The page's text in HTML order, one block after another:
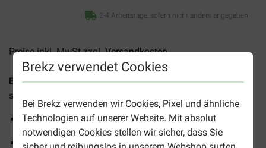
Brekz verwendet Cookies
Bei Brekz verwenden wir Cookies, Pixel und ähnliche
Technologien auf unserer Website. Mit absolut
notwendigen Cookies stellen wir sicher, dass Sie
2-4 Arbeitstage, sofern nicht anders angegeben
Preise inkl. MwSt zzgl.Versandkosten
Brekz Snacks - Lammdarm Spaghetti für den Hundsind
schmackhafte Kausnacks für alle Hunde.
Kräftigen die Kaumuskulatur
Ideal als Snack